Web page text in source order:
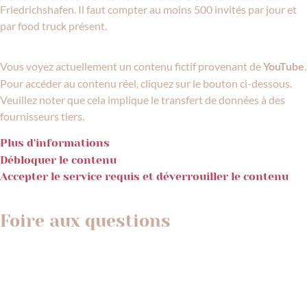
Friedrichshafen. Il faut compter au moins 500 invités par jour et
par food truck présent.
Vous voyez actuellement un contenu fictif provenant deYouTube
Pour accéder au contenu réel, cliquez sur le bouton ci-dessous.
Veuillez noter que cela implique le transfert de données à des
fournisseurs tiers.
Plus d'informations
Débloquer le contenu
Accepter le service requis et déverrouiller le contenu
Foire aux questions